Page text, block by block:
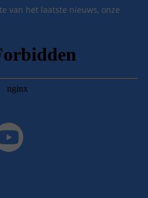
van het laatste nieuws, onze